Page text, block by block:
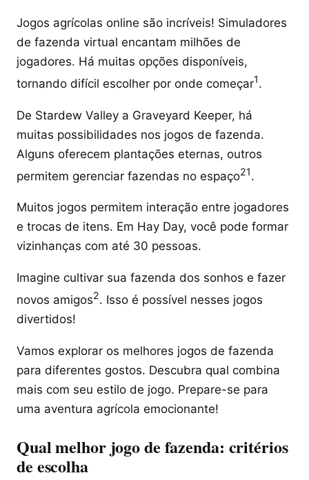
Jogos agrícolas online são incríveis! Simuladores
de fazenda virtual encantam milhões de
jogadores. Há muitas opções disponíveis,
tornando difícil escolher por onde começar1.
De Stardew Valley a Graveyard Keeper, há
muitas possibilidades nos jogos de fazenda.
Alguns oferecem plantações eternas, outros
permitem gerenciar fazendas no espaço21.
Muitos jogos permitem interação entre jogadores
e trocas de itens. Em Hay Day, você pode formar
vizinhanças com até 30 pessoas.
Imagine cultivar sua fazenda dos sonhos e fazer
novos amigos2. Isso é possível nesses jogos
divertidos!
Vamos explorar os melhores jogos de fazenda
para diferentes gostos. Descubra qual combina
mais com seu estilo de jogo. Prepare-se para
uma aventura agrícola emocionante!
Qual melhor jogo de fazenda: critérios
de escolha